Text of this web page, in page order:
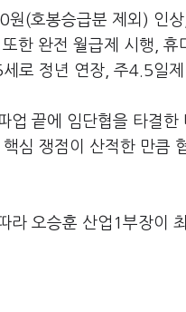
원(호봉승급분 제외 ) 인상
또한 완전 월급제 시행
휴
세로 정년 연장 주4.5일
업 끝에 임단협을 타결한
심 쟁점이 산적한 만큼
오승훈 산업1부장이